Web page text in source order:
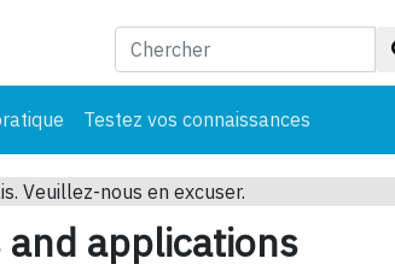
Testez vos connaissances
Veuillez-nous en excuser.
and applications